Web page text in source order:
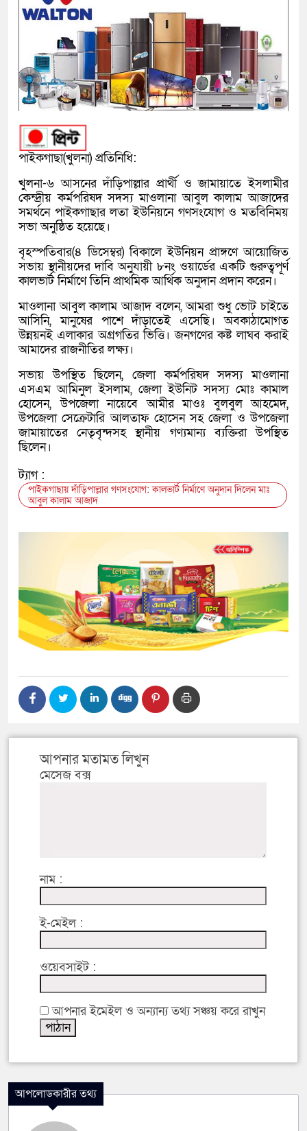
পাইকগাছা(খুলনা) প্রতিনিধি:
খুলনা-৬ আসনের দাঁড়িপাল্লার প্রার্থী ও জামায়াতে ইসলামীর
কেন্দ্রীয় কর্মপরিষদ সদস্য মাওলানা আবুল কালাম আজাদের
সমর্থনে পাইকগাছার লতা ইউনিয়নে গণসংযোগ ও মতবিনিময়
সভা অনুষ্ঠিত হয়েছে।
বৃহস্পতিবার(৪ ডিসেম্বর) বিকালে ইউনিয়ন প্রাঙ্গণে আয়োজিত
সভায় স্থানীয়দের দাবি অনুযায়ী ৮নং ওয়ার্ডের একটি গুরুত্বপূর্ণ
কালভার্ট নির্মাণে তিনি প্রাথমিক আর্থিক অনুদান প্রদান করেন।
মাওলানা আবুল কালাম আজাদ বলেন, আমরা শুধু ভোট চাইতে
আসিনি, মানুষের পাশে দাঁড়াতেই এসেছি। অবকাঠামোগত
উন্নয়নই এলাকার অগ্রগতির ভিত্তি। জনগণের কষ্ট লাঘব করাই
আমাদের রাজনীতির লক্ষ্য।
সভায় উপস্থিত ছিলেন, জেলা কর্মপরিষদ সদস্য মাওলানা
এসএম আমিনুল ইসলাম, জেলা ইউনিট সদস্য মোঃ কামাল
হোসেন, উপজেলা নায়েবে আমীর মাওঃ বুলবুল আহমেদ,
উপজেলা সেক্রেটারি আলতাফ হোসেন সহ জেলা ও উপজেলা
জামায়াতের নেতৃবৃন্দসহ স্থানীয় গণ্যমান্য ব্যক্তিরা উপস্থিত
ছিলেন।
ট্যাগ :
পাইকগাছায় দাঁড়িপাল্লার গণসংযোগ: কালভার্ট নির্মাণে অনুদান দিলেন মাঃ
আবুল কালাম আজাদ
আপনার মতামত লিখুন
মেসেজ বক্স
নাম :
ই-মেইল :
ওয়েবসাইট :
আপনার ইমেইল ও অন্যান্য তথ্য সঞ্চয় করে রাখুন
আপলোডকারীর তথ্য